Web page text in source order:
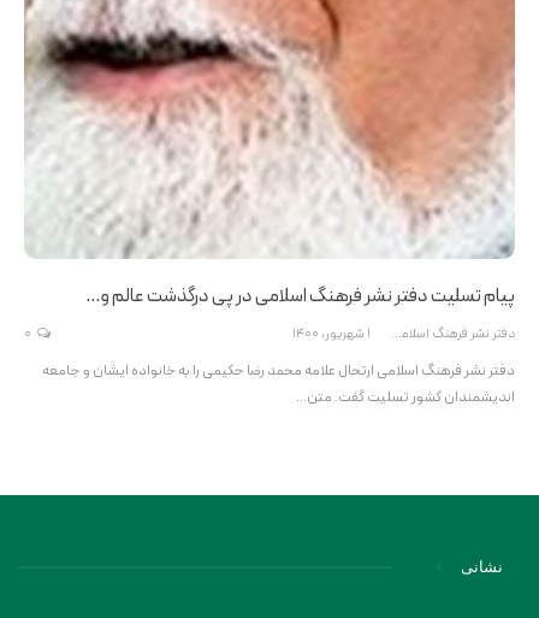
پیام تسلیت دفتر نشر فرهنگ اسلامی در پی درگذشت عالم و…
دفتر نشر فرهنگ اسلامی 1 شهریور, 1400
دفتر نشر فرهنگ اسلامی ارتحال علامه محمد رضا حکیمی را به خانواده ایشان و جامعه
اندیشمندان کشور تسلیت گفت. متن…
نشانی